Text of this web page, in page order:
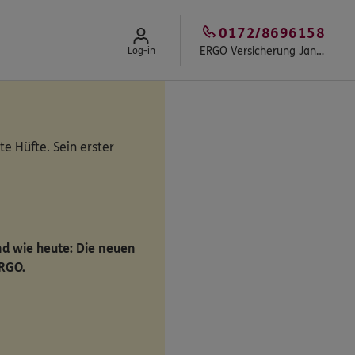
Log-in ERGO Versicherung Jan Behrendt
0172/8696158
Hüfte. Sein erster
wie heute: Die neuen